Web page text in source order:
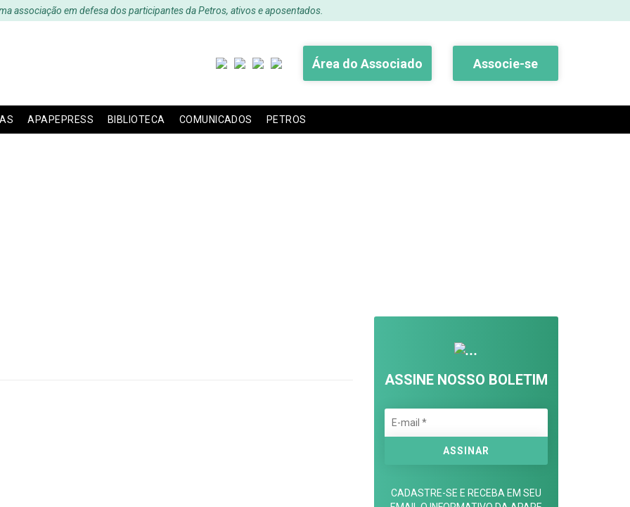
associação em defesa dos participantes da Petros, ativos e aposentados.
Área do Associado Associe-se
APAPEPRESS BIBLIOTECA COMUNICADOS PETROS
ASSINE NOSSO BOLETIM
CADASTRE-SE E RECEBA EM SEU